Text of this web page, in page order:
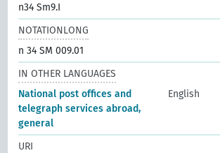
n34 Sm9.I
NOTATIONLONG
n 34 SM 009.01
IN OTHER LANGUAGES
National post offices and
telegraph services abroad,
general
English
URI